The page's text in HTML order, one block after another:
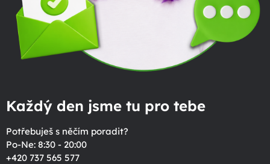
Každý den jsme tu pro tebe
Potřebuješ s něčím poradit?
Po-Ne: 8:30 - 20:00
+420 737 565 577